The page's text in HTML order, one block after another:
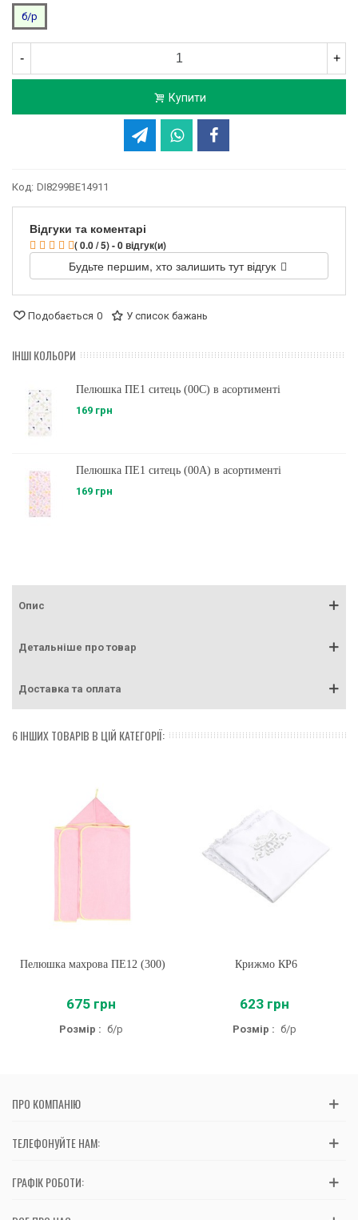
б/р
- +
Купити
Код: DI8299BE14911
Відгуки та коментарі
( 0.0 / 5) - 0 відгук(и)
Будьте першим, хто залишить тут відгук
Подобається 0 У список бажань
ІНШІ КОЛЬОРИ
Пелюшка ПЕ1 ситець (00C) в асортименті
169 грн
Пелюшка ПЕ1 ситець (00A) в асортименті
169 грн
Опис
Детальніше про товар
Доставка та оплата
6 ІНШИХ ТОВАРІВ В ЦІЙ КАТЕГОРІЇ:
Пелюшка махрова ПЕ12 (300)
675 грн
Розмір : б/р
Крижмо КР6
623 грн
Розмір : б/р
ПРО КОМПАНІЮ
ТЕЛЕФОНУЙТЕ НАМ:
ГРАФІК РОБОТИ: